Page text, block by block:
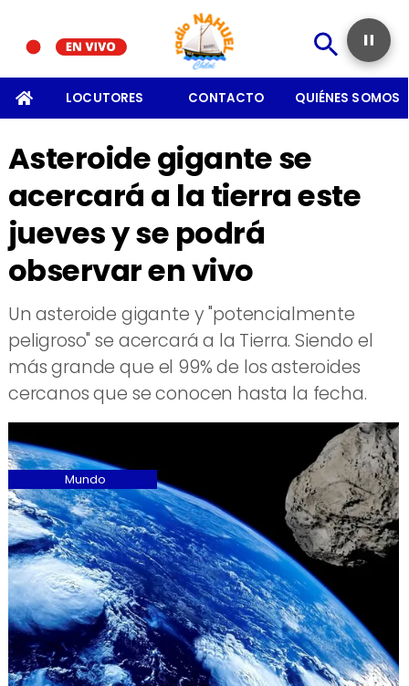
LOCUTORES CONTACTO QUIÉNES SOMOS
Asteroide gigante se
acercará a la tierra este
jueves y se podrá
observar en vivo
Un asteroide gigante y "potencialmente
peligroso" se acercará a la Tierra. Siendo el
más grande que el 99% de los asteroides
cercanos que se conocen hasta la fecha.
Mundo